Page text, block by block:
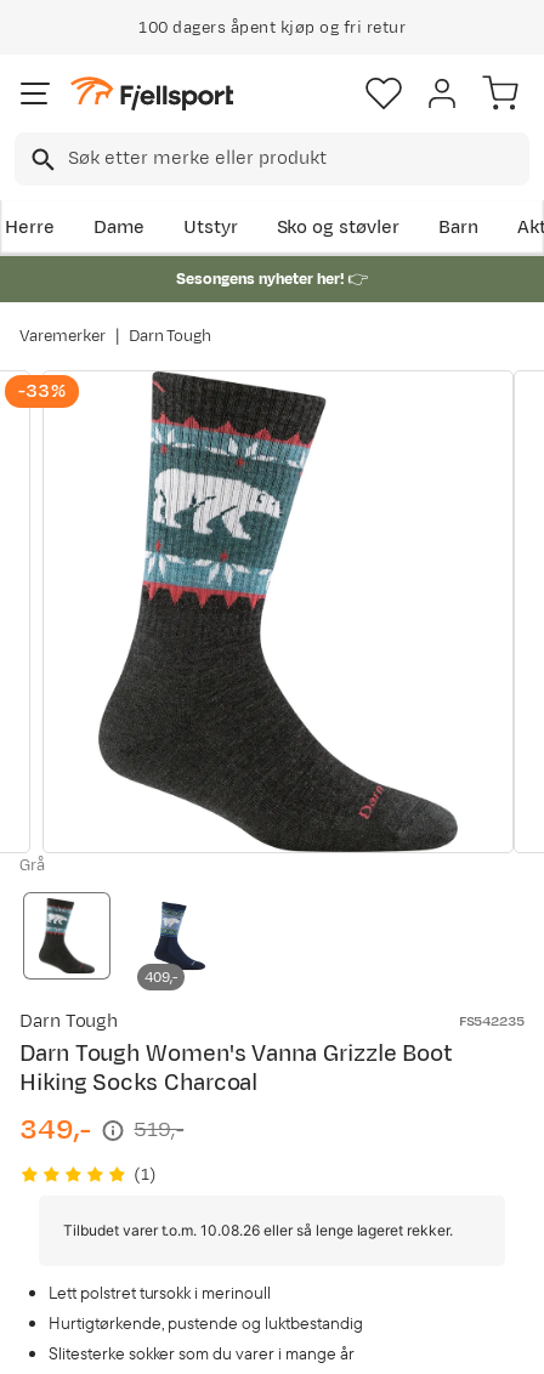
100 dagers åpent kjøp og fri retur
Herre Dame Utstyr Sko og støvler Barn
Sesongens nyheter her!👉
Varemerker Darn Tough
-33%
Grå
409,-
Darn Tough FS542235
Darn Tough Women's Vanna Grizzle Boot
Hiking Socks Charcoal
discounted
price
349,-
original
price
519,-
(1)
Tilbudet varer t.o.m. 10.08.26 eller så lenge lageret rekker.
Lett polstret tursokk i merinoull
Hurtigtørkende, pustende og luktbestandig
Slitesterke sokker som du varer i mange år